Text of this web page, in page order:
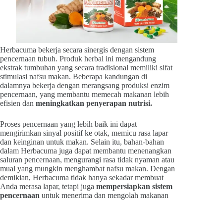
Herbacuma bekerja secara sinergis dengan sistem
pencernaan tubuh. Produk herbal ini mengandung
ekstrak tumbuhan yang secara tradisional memiliki sifat
stimulasi nafsu makan. Beberapa kandungan di
dalamnya bekerja dengan merangsang produksi enzim
pencernaan, yang membantu memecah makanan lebih
efisien dan meningkatkan penyerapan nutrisi.
Proses pencernaan yang lebih baik ini dapat
mengirimkan sinyal positif ke otak, memicu rasa lapar
dan keinginan untuk makan. Selain itu, bahan-bahan
dalam Herbacuma juga dapat membantu menenangkan
saluran pencernaan, mengurangi rasa tidak nyaman atau
mual yang mungkin menghambat nafsu makan. Dengan
demikian, Herbacuma tidak hanya sekadar membuat
Anda merasa lapar, tetapi juga mempersiapkan sistem
pencernaan untuk menerima dan mengolah makanan